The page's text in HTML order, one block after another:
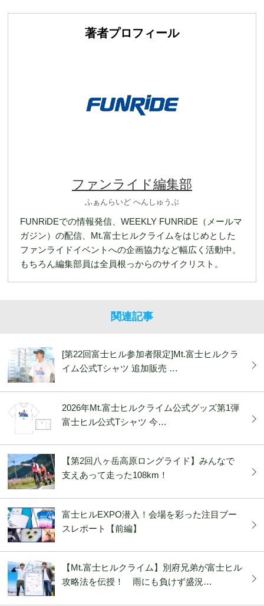
著者プロフィール
ファンライド編集部
ふぁんらいど へんしゅうぶ
FUNRiDEでの情報発信、WEEKLY FUNRiDE（メールマ
ガジン）の配信、Mt.富士ヒルクライムをはじめとした
ファンライドイベントへの企画協力など幅広く活動中。
もちろん編集部員は全員根っからのサイクリスト。
関連記事
[第22回富士ヒル参加者限定]Mt.富士ヒルクラ
イム公式Tシャツ 追加販売 …
2026年Mt.富士ヒルクライム公式グッズ第1弾
富士ヒル公式Tシャツ 今…
【第2回八ヶ岳高原ロングライド】みんなで
支えあって走った108km！
富士ヒルEXPO潜入！会場を彩った注目ブー
スレポート【前編】
【Mt.富士ヒルクライム】別府兄弟が富士ヒル
攻略法を伝授！ 雨にも負けず盛況…